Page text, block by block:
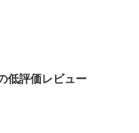
低評価レビュー